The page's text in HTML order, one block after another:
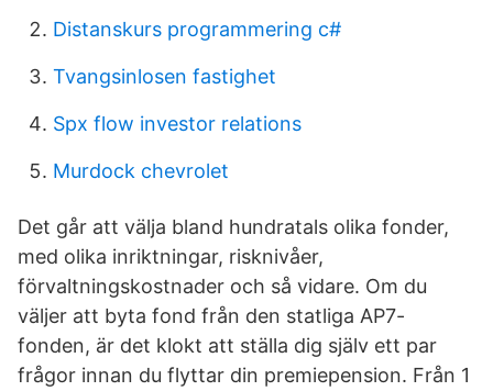
Distanskurs programmering c#
Tvangsinlosen fastighet
Spx flow investor relations
Murdock chevrolet
Det går att välja bland hundratals olika fonder,
med olika inriktningar, risknivåer,
förvaltningskostnader och så vidare. Om du
väljer att byta fond från den statliga AP7-
fonden, är det klokt att ställa dig själv ett par
frågor innan du flyttar din premiepension. Från 1